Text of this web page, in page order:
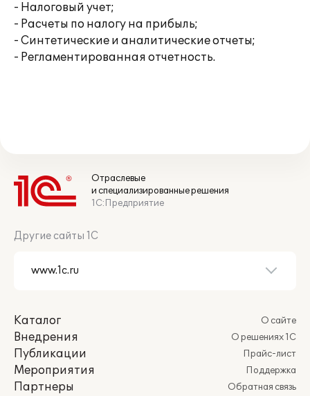
- Налоговый учет;
- Расчеты по налогу на прибыль;
- Синтетические и аналитические отчеты;
- Регламентированная отчетность.
Отраслевые
и специализированные решения
1С:Предприятие
Другие сайты 1С
Каталог
Внедрения
Публикации
Мероприятия
Партнеры
О сайте
О решениях 1С
Прайс-лист
Поддержка
Обратная связь